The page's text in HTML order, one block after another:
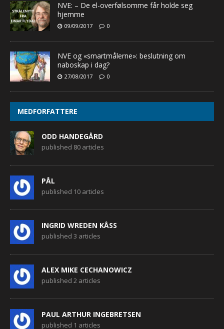
NVE: – De el-overfølsomme får holde seg
hjemme
09/09/2017 0
NVE og «smartmålerne»: beslutning om
naboskap i dag?
27/08/2017 0
MEDFORFATTERE
ODD HANDEGÅRD
published 80 articles
PÅL
published 10 articles
INGRID WREDEN KÅSS
published 3 articles
ALEX MIKE CECHANOWICZ
published 2 articles
PAUL ARTHUR INGEBRETSEN
published 1 articles